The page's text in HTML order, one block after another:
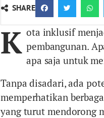
SHARE
K ota inklusif
pembangunan.
apa saja untuk
Tanpa disadari, ada
memperhatikan
yang turut mendorong